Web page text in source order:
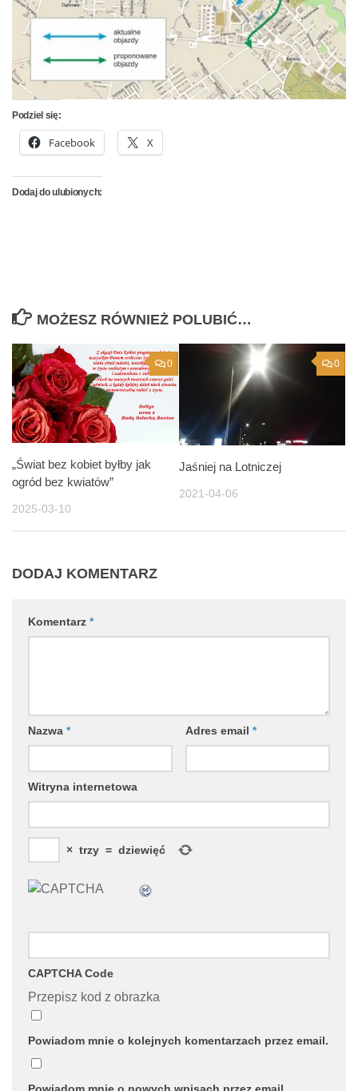
Podziel się:
Facebook X
Dodaj do ulubionych:
MOŻESZ RÓWNIEŻ POLUBIĆ…
0
„Świat bez kobiet byłby jak
ogród bez kwiatów”
2025-03-10
0
Jaśniej na Lotniczej
2021-04-06
DODAJ KOMENTARZ
Komentarz *
Nazwa * Adres email *
Witryna internetowa
× trzy = dziewięć
CAPTCHA Code
Przepisz kod z obrazka
Powiadom mnie o kolejnych komentarzach przez email.
Powiadom mnie o nowych wpisach przez email.